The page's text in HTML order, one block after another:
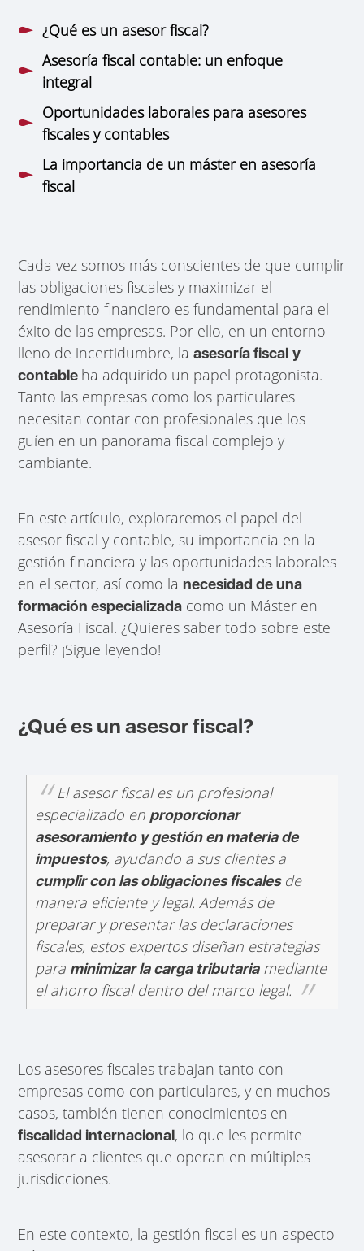
¿Qué es un asesor fiscal?
Asesoría fiscal contable: un enfoque
integral
Oportunidades laborales para asesores
fiscales y contables
La importancia de un máster en asesoría
fiscal
Cada vez somos más conscientes de que cumplir
las obligaciones fiscales y maximizar el
rendimiento financiero es fundamental para el
éxito de las empresas. Por ello, en un entorno
lleno de incertidumbre, laasesoría fiscal y
contable ha adquirido un papel protagonista.
Tanto las empresas como los particulares
necesitan contar con profesionales que los
guíen en un panorama fiscal complejo y
cambiante.
En este artículo, exploraremos el papel del
asesor fiscal y contable, su importancia en la
gestión financiera y las oportunidades laborales
en el sector, así como lanecesidad de una
formación especializada como un Máster en
Asesoría Fiscal. ¿Quieres saber todo sobre este
perfil? ¡Sigue leyendo!
¿Qué es un asesor fiscal?
El asesor fiscal es un profesional
especializado en proporcionar
asesoramiento y gestión en materia de
impuestos, ayudando a sus clientes a
cumplir con las obligaciones fiscalesde
manera eficiente y legal. Además de
preparar y presentar las declaraciones
fiscales, estos expertos diseñan estrategias
para minimizar la carga tributariamediante
el ahorro fiscal dentro del marco legal.
Los asesores fiscales trabajan tanto con
empresas como con particulares, y en muchos
casos, también tienen conocimientos en
fiscalidad internacional, lo que les permite
asesorar a clientes que operan en múltiples
jurisdicciones.
En este contexto, la gestión fiscal es un aspecto